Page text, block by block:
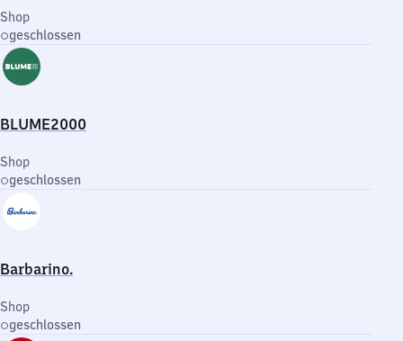
Shop
geschlossen
BLUME2000
Shop
geschlossen
Barbarino.
Shop
geschlossen